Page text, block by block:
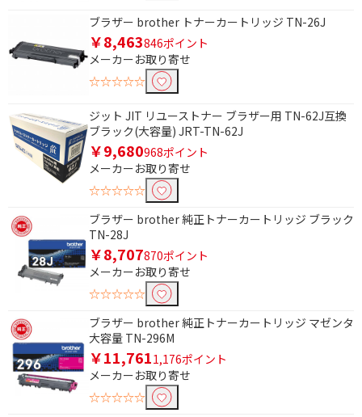
ブラザー brother トナーカートリッジ TN-26J
￥8,463846ポイント
メーカーお取り寄せ
☆☆☆☆☆
ジット JIT リユーストナー ブラザー用 TN-62J互換
ブラック(大容量) JRT-TN-62J
￥9,680968ポイント
メーカーお取り寄せ
☆☆☆☆☆
ブラザー brother 純正トナーカートリッジ ブラック
TN-28J
￥8,707870ポイント
メーカーお取り寄せ
☆☆☆☆☆
ブラザー brother 純正トナーカートリッジ マゼンタ
大容量 TN-296M
￥11,7611,176ポイント
メーカーお取り寄せ
☆☆☆☆☆
条件で絞り込む
フリーワードで絞り込む
除外する
除外する にチェックを入れると、指定したワード
を除外して検索します。
価格で絞り込む